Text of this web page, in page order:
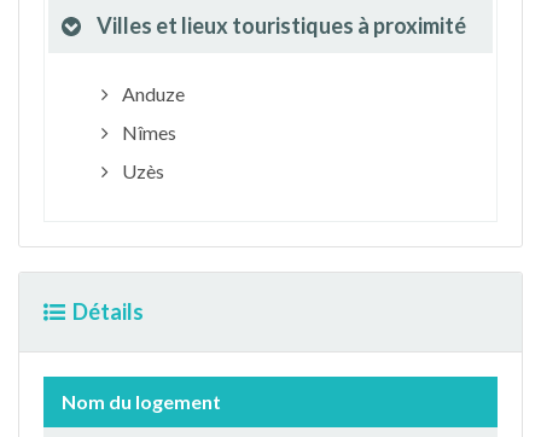
Villes et lieux touristiques à proximité
Anduze
Nîmes
Uzès
Détails
Nom du logement